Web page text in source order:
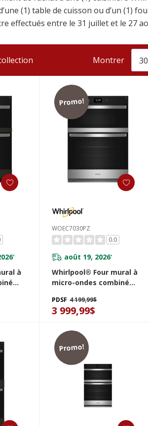
(1) table de cuisson ou d’un
effectués entre le 31 juillet et le 27
Montrer
*
à
Promo!
WOEC7030PZ
0.0
août 19, 2026*
Whirlpool® Four mural à
micro-ondes combiné
cu WOEC7030PZ
PDSF 4 199,99$
3 999,99$
Promo!